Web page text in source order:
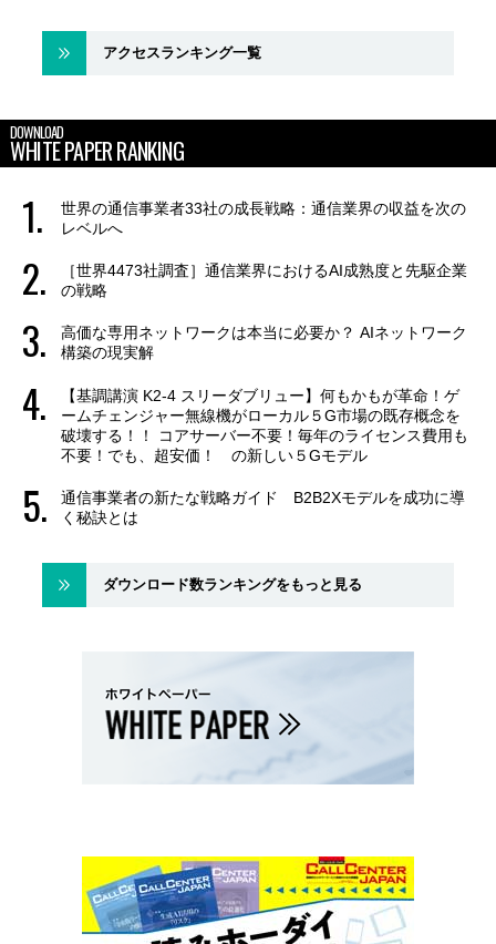
アクセスランキング一覧
DOWNLOAD
WHITE PAPER RANKING
世界の通信事業者33社の成長戦略：通信業界の収益を次の
レベルへ
［世界4473社調査］通信業界におけるAI成熟度と先駆企業
の戦略
高価な専用ネットワークは本当に必要か？ AIネットワーク
構築の現実解
【基調講演 K2-4 スリーダブリュー】何もかもが革命！ゲ
ームチェンジャー無線機がローカル５G市場の既存概念を
破壊する！！ コアサーバー不要！毎年のライセンス費用も
不要！でも、超安価！ の新しい５Gモデル
通信事業者の新たな戦略ガイド B2B2Xモデルを成功に導
く秘訣とは
ダウンロード数ランキングをもっと見る